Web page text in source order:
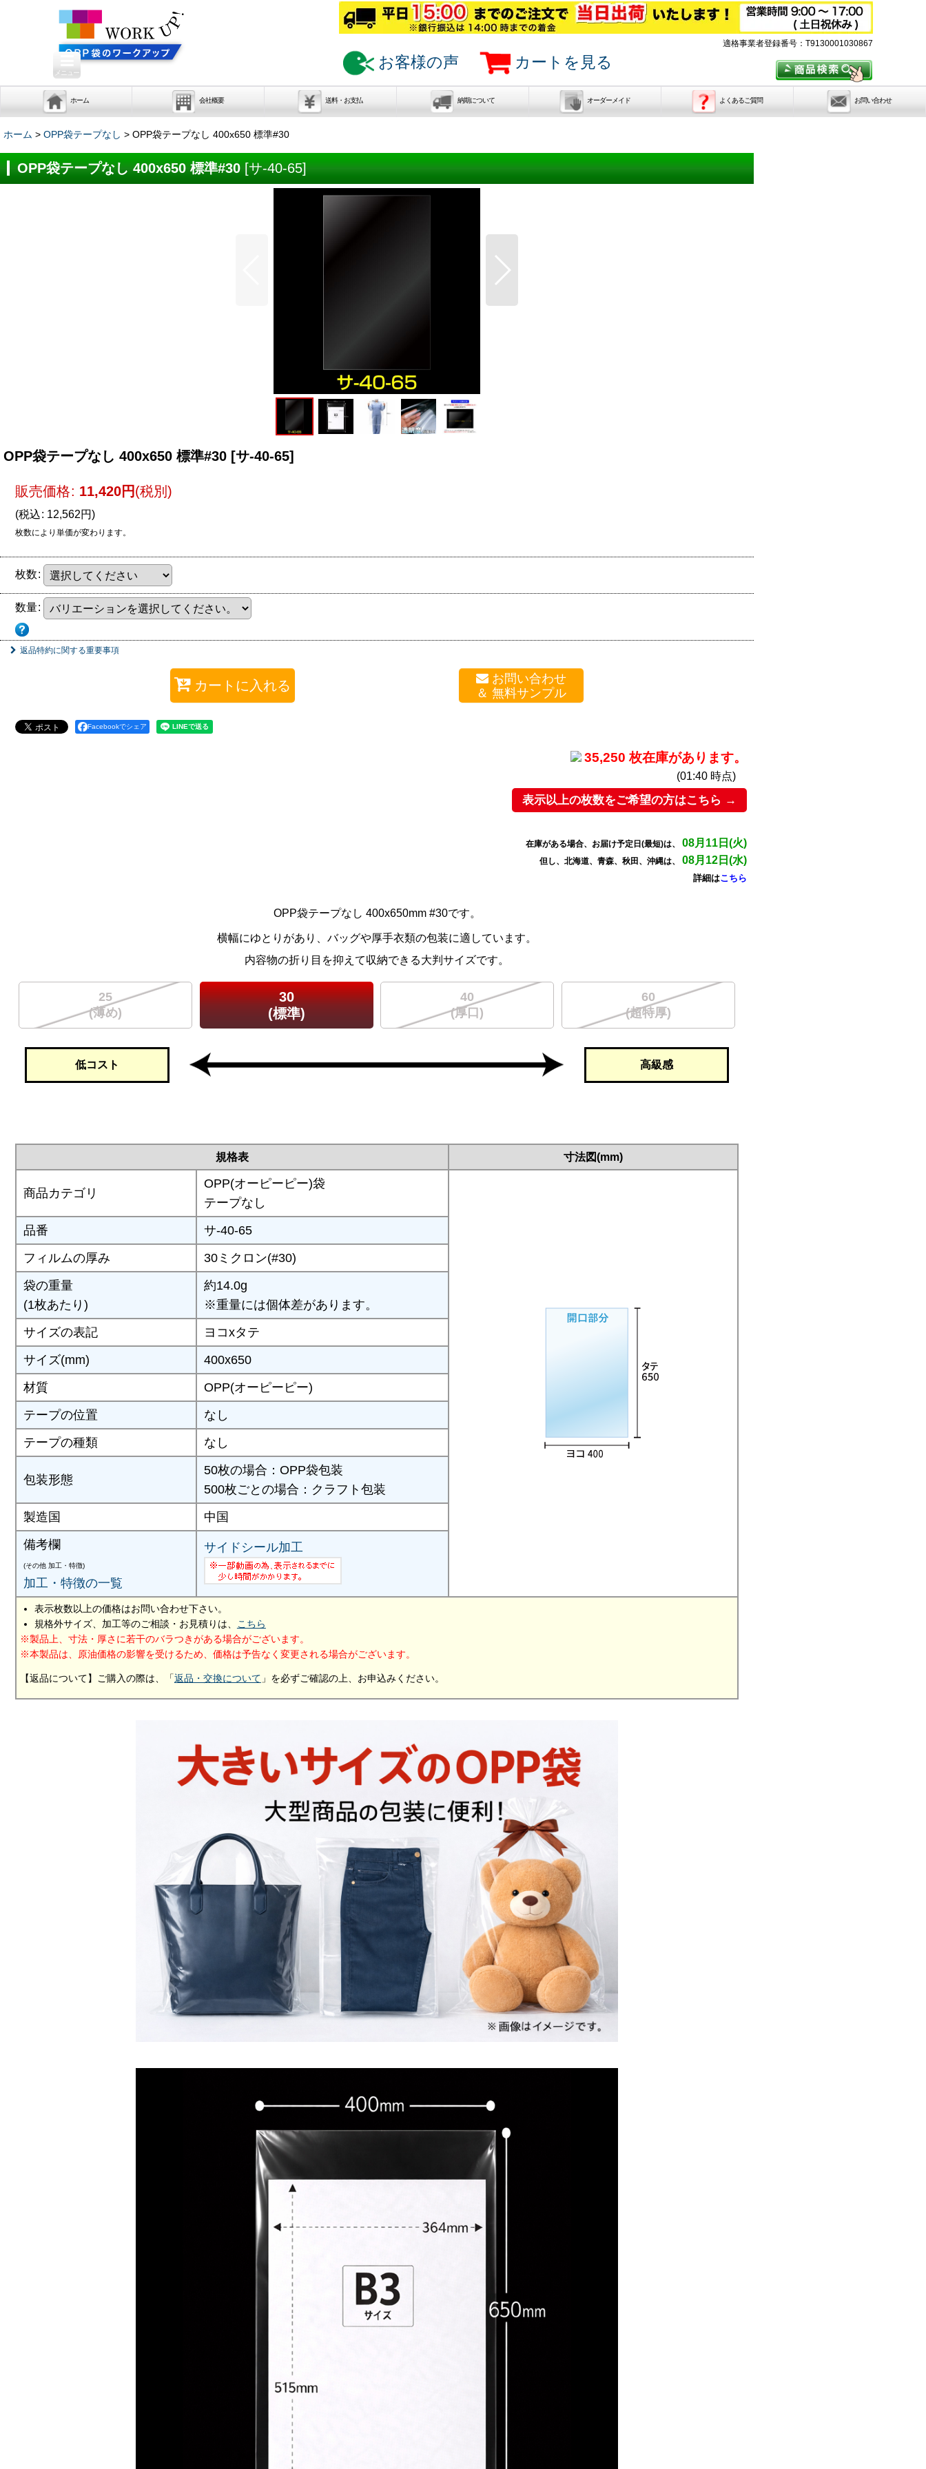
適格事業者登録番号：T9130001030867
お客様の声 カートを見る
メニュー
ホーム 会社概要 送料・お支払 納期について オーダーメイド よくあるご質問 お問い合わせ
ホーム > OPP袋テープなし > OPP袋テープなし 400x650 標準#30
OPP袋テープなし 400x650 標準#30 [サ-40-65]
OPP袋テープなし 400x650 標準#30 [サ-40-65]
販売価格: 11,420円(税別)
(税込: 12,562円)
枚数により単価が変わります。
枚数:
数量:
返品特約に関する重要事項
カートに入れる お問い合わせ
Facebookでシェア
35,250 枚在庫があります。
(01:40 時点)
表示以上の枚数をご希望の方はこちら →
在庫がある場合、お届け予定日(最短)は、 08月11日(火)
但し、北海道、青森、秋田、沖縄は、 08月12日(水)
詳細はこちら
OPP袋テープなし 400x650mm #30です。
横幅にゆとりがあり、バッグや厚手衣類の包装に適しています。
内容物の折り目を抑えて収納できる大判サイズです。
25
(薄め)
30
(標準)
40
(厚口)
60
(超特厚)
低コスト 高級感
規格表 寸法図(mm)
商品カテゴリ
OPP(オーピーピー)袋
テープなし
品番
サ-40-65
フィルムの厚み
30ミクロン(#30)
袋の重量
(1枚あたり)
約14.0g
※重量には個体差があります。
サイズの表記
ヨコxタテ
サイズ(mm)
400x650
材質
OPP(オーピーピー)
テープの位置
なし
テープの種類
なし
包装形態
50枚の場合：OPP袋包装
500枚ごとの場合：クラフト包装
製造国
中国
備考欄
(その他 加工・特徴)
加工・特徴の一覧
サイドシール加工
表示枚数以上の価格はお問い合わせ下さい。
規格外サイズ、加工等のご相談・お見積りは、
こちら
製品上、寸法・厚さに若干のバラつきがある場合がございます。
本製品は、原油価格の影響を受けるため、価格は予告なく変更される場合がございます。
【返品について】ご購入の際は、「返品・交換について 」を必ずご確認の上、お申込みください。